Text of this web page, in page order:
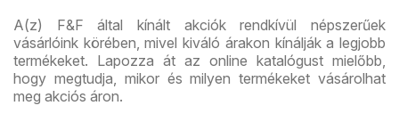
A(z) F&F által kínált akciók rendkívül népszerűek
vásárlóink körében, mivel kiváló árakon kínálják a legjobb
termékeket. Lapozza át az online katalógust mielőbb,
hogy megtudja, mikor és milyen termékeket vásárolhat
meg akciós áron.